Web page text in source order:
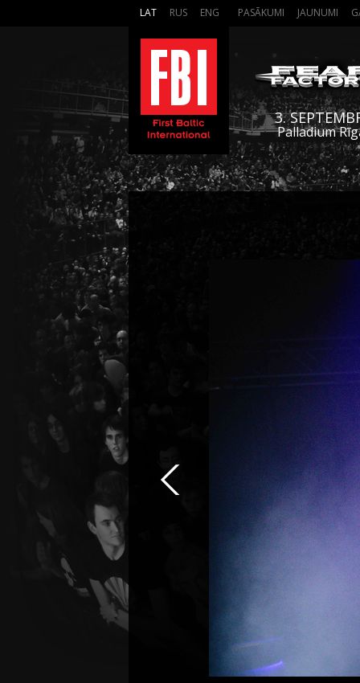
LAT RUS ENG PASĀKUMI JAUNUMI
3.
Palladium